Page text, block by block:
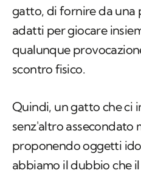
gatto, di fornire da una
adatti per giocare
qualunque
scontro fisico.
Quindi, un gatto che ci
senz'altro assecondato
proponendo oggetti
abbiamo il dubbio che